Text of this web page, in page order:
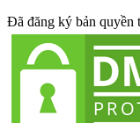
Đã đăng ký bản quyền